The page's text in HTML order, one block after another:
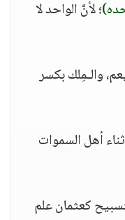
؛ لأنَّ الواحد لا
والـمِلك بكسر
أهل السموات
كعثمان علم